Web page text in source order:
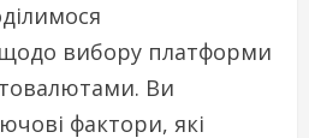
вибору платформи
Ви
фактори, які